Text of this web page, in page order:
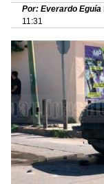
Por: Everardo Eguía
11:31